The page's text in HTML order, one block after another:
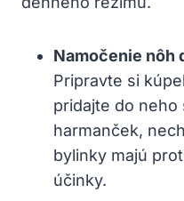
Namočenie nôh
Pripravte si
pridajte do neho
harmanček,
bylinky majú
účinky.